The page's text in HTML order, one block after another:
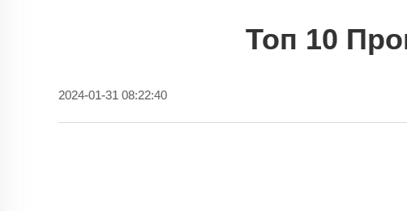
Топ 10
2024-01-31 08:22:40